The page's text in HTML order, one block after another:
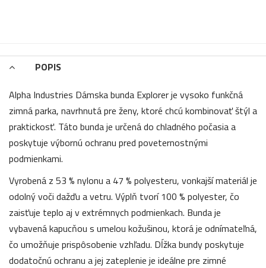
POPIS
Alpha Industries Dámska bunda Explorer je vysoko funkčná
zimná parka, navrhnutá pre ženy, ktoré chcú kombinovať štýl a
praktickosť. Táto bunda je určená do chladného počasia a
poskytuje výbornú ochranu pred poveternostnými
podmienkami.
Vyrobená z 53 % nylonu a 47 % polyesteru, vonkajší materiál je
odolný voči dažďu a vetru. Výplň tvorí 100 % polyester, čo
zaisťuje teplo aj v extrémnych podmienkach. Bunda je
vybavená kapucňou s umelou kožušinou, ktorá je odnímateľná,
čo umožňuje prispôsobenie vzhľadu. Dĺžka bundy poskytuje
dodatočnú ochranu a jej zateplenie je ideálne pre zimné